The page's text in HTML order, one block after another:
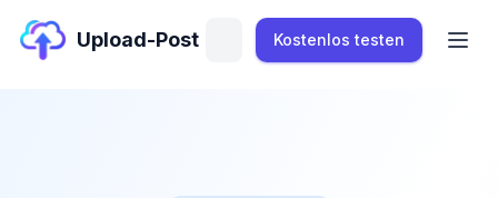
Upload-Post Kostenlos testen